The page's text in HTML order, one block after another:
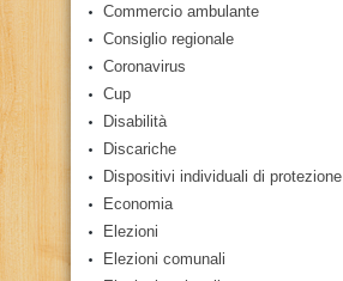
Commercio ambulante
Consiglio regionale
Coronavirus
Cup
Disabilità
Discariche
Dispositivi individuali di protezione
Economia
Elezioni
Elezioni comunali